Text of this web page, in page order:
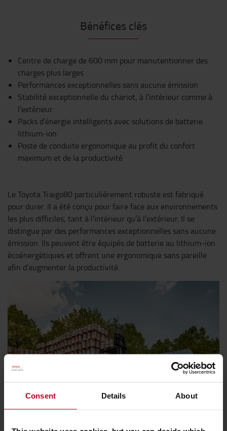
Consent Details About
Bénéfices clés
Centre de charge de 600 mm pour manutentionner des
charges plus larges
Performances exceptionnelles sans aucune émission
Stabilité exceptionnelle du chariot, à l’intérieur comme à
l’extérieur
Packs d’énergie intelligents avec solutions de batterie
lithium-ion
Poste de conduite ergonomique au profit du confort
maximum et de la productivité
Le Toyota Traigo80 particulièrement robuste est fabriqué
pour durer. Il a été conçu pour faire face aux environnements
les plus difficiles, tant à l’intérieur qu’à l’extérieur. Il se
distingue par des performances exceptionnelles sans aucune
émission. Ils peuvent être équipés de batterie au lithium-ion
écoénergétiques et offrent une ergonomique sans pareille
afin d’augmenter la productivité.